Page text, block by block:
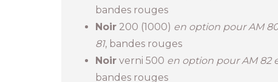
bandes rouges
Noir 200 (1000) en option pour AM
81, bandes rouges
Noir verni 500 en option pour AM 82
bandes rouges